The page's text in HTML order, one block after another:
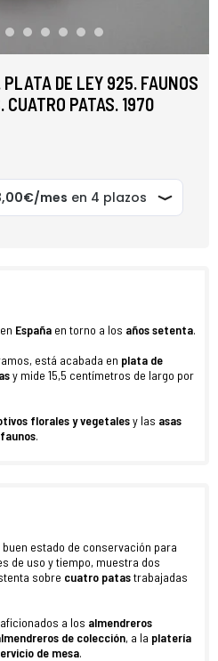
PLATA DE LEY 925. FAUNOS
CUATRO PATAS. 1970
España en torno a los años setenta.
está acabada en plata de
y mide 15,5 centímetros de largo por
florales y vegetalesy las asas
faunos.
estado de conservación para
de uso y tiempo, muestra dos
sobre cuatro patastrabajadas
a los almendreros
de colección, a la platería
de mesa.